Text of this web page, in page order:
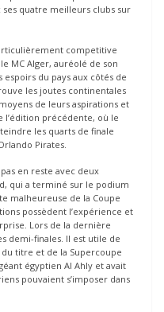
ses quatre meilleurs clubs sur
competitive
MC Alger, auréolé de son
du pays aux côtés de
les joutes continentales
de leurs aspirations et
précédente, où le
les quarts de finale
Pirates.
en reste avec deux
qui a terminé sur le podium
malheureuse de la Coupe
possèdent l’expérience et
Lors de la dernière
demi-finales. Il est utile de
du titre et de la Supercoupe
égyptien Al Ahly et avait
pouvaient s’imposer dans